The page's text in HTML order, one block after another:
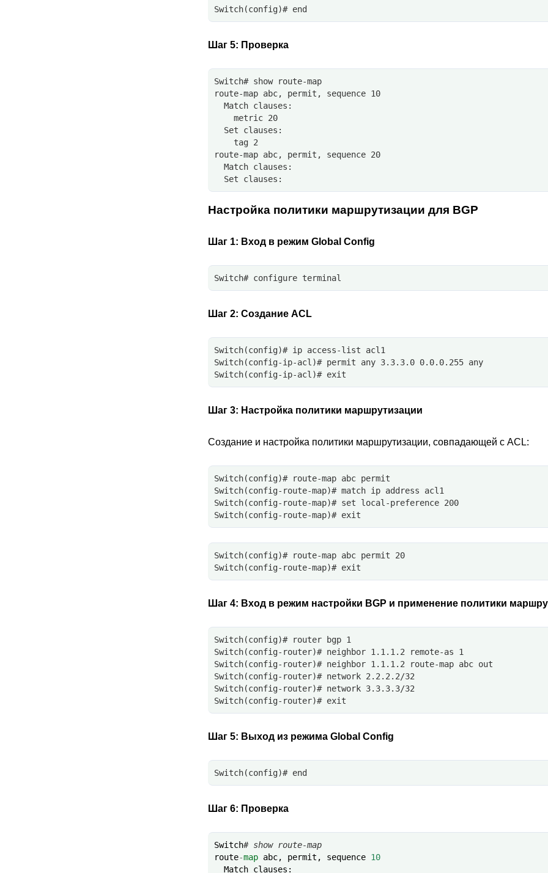
Switch(config)# end
Шаг 5: Проверка
Switch# show route-map
route-map abc, permit, sequence 10
  Match clauses:
    metric 20
  Set clauses:
    tag 2
route-map abc, permit, sequence 20
  Match clauses:
  Set clauses:
Настройка политики маршрутизации для BGP
Шаг 1: Вход в режим Global Config
Switch# configure terminal
Шаг 2: Создание ACL
Switch(config)# ip access-list acl1
Switch(config-ip-acl)# permit any 3.3.3.0 0.0.0.255 any
Switch(config-ip-acl)# exit
Шаг 3: Настройка политики маршрутизации
Создание и настройка политики маршрутизации, совпадающей с ACL:
Switch(config)# route-map abc permit
Switch(config-route-map)# match ip address acl1
Switch(config-route-map)# set local-preference 200
Switch(config-route-map)# exit
Switch(config)# route-map abc permit 20
Switch(config-route-map)# exit
Шаг 4: Вход в режим настройки BGP и применение политики
Switch(config)# router bgp 1
Switch(config-router)# neighbor 1.1.1.2 remote-as 1
Switch(config-router)# neighbor 1.1.1.2 route-map abc out
Switch(config-router)# network 2.2.2.2/32
Switch(config-router)# network 3.3.3.3/32
Switch(config-router)# exit
Шаг 5: Выход из режима Global Config
Switch(config)# end
Шаг 6: Проверка
Switch# show route-map
route-map abc, permit , sequence 10
Match clauses :